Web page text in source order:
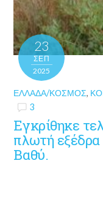
23
ΣΕΠ
2025
ΕΛΛΆΔΑ/ΚΌΣΜΟΣ,
3
Εγκρίθηκε
πλωτή
Βαθύ.